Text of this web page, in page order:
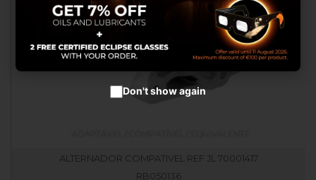
ALTERNADOR COMPATIVEL REF JL 70001417
RB050136
Aceitar cookies
Don't show again